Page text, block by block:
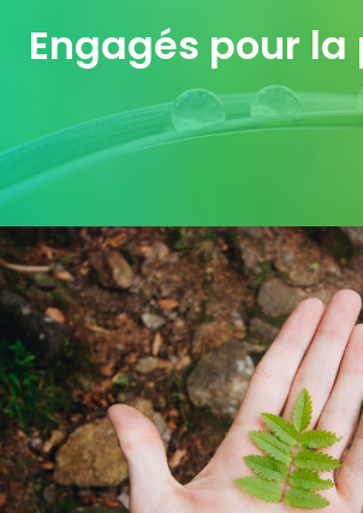
Engagés pour